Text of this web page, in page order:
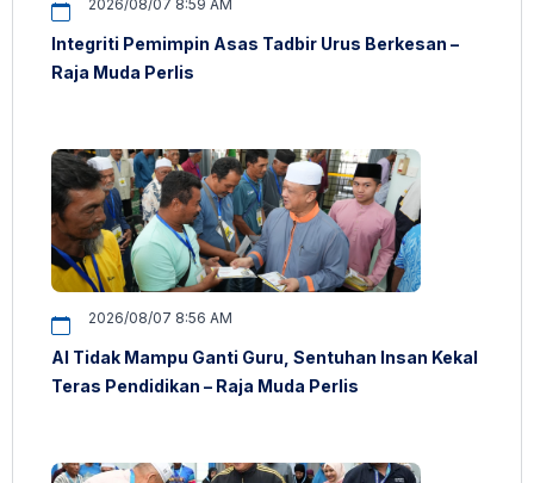
2026/08/07 8:59 AM
Integriti Pemimpin Asas Tadbir Urus Berkesan –
Raja Muda Perlis
2026/08/07 8:56 AM
AI Tidak Mampu Ganti Guru, Sentuhan Insan Kekal
Teras Pendidikan – Raja Muda Perlis